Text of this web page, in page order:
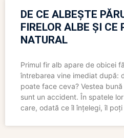
DE CE ALBEȘTE
FIRELOR ALBE ȘI CE
NATURAL
Primul fir alb apare de obicei
întrebarea vine imediat după:
poate face ceva? Vestea
sunt un accident. În spatele
care, odată ce îl înțelegi, îl